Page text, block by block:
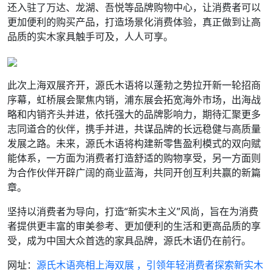
还入驻了万达、龙湖、吾悦等品牌购物中心，让消费者可以
更加便利的购买产品，打造场景化消费体验，真正做到让高
品质的实木家具触手可及，人人可享。
此次上海双展齐开，源氏木语将以蓬勃之势拉开新一轮招商
序幕，虹桥展会聚焦内销，浦东展会拓宽海外市场，出海战
略和内销齐头并进，依托强大的品牌影响力，期待汇聚更多
志同道合的伙伴，携手并进，共谋品牌的长远稳健与高质量
发展之路。未来，源氏木语将构建新零售盈利模式的双向赋
能体系，一方面为消费者打造舒适的购物享受，另一方面则
为合作伙伴开辟广阔的商业蓝海，共同开创互利共赢的新篇
章。
坚持以消费者为导向，打造“新实木主义”风尚，旨在为消费
者提供更丰富的审美参考、更加便利的生活和更高品质的享
受，成为中国大众首选的家具品牌，源氏木语仍在前行。
网址： 源氏木语亮相上海双展 ，引领年轻消费者探索新实木